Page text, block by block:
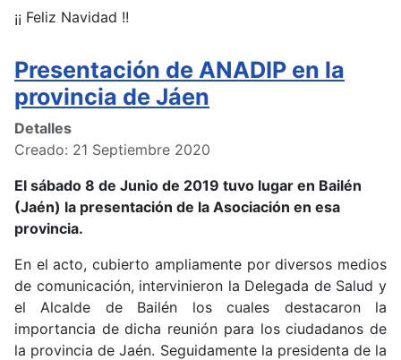
¡¡ Feliz Navidad !!
Presentación de ANADIP en la
provincia de Jáen
Detalles
Creado: 21 Septiembre 2020
El sábado 8 de Junio de 2019 tuvo lugar en Bailén
(Jaén) la presentación de la Asociación en esa
provincia.
En el acto, cubierto ampliamente por diversos medios
de comunicación, intervinieron la Delegada de Salud y
el Alcalde de Bailén los cuales destacaron la
importancia de dicha reunión para los ciudadanos de
la provincia de Jaén. Seguidamente la presidenta de la